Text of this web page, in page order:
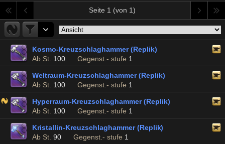
Seite 1 (von 1)
Kosmo-Kreuzschlaghammer (Replik)
Ab St. 100 Gegenst.- stufe 1
Weltraum-Kreuzschlaghammer (Replik)
Ab St. 100 Gegenst.- stufe 1
Hyperraum-Kreuzschlaghammer (Replik)
Ab St. 100 Gegenst.- stufe 1
Kristallin-Kreuzschlaghammer (Replik)
Ab St. 90 Gegenst.- stufe 1